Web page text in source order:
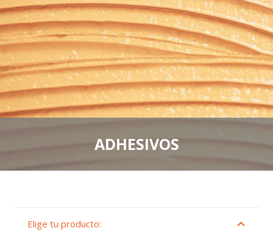
ADHESIVOS
Elige tu producto: